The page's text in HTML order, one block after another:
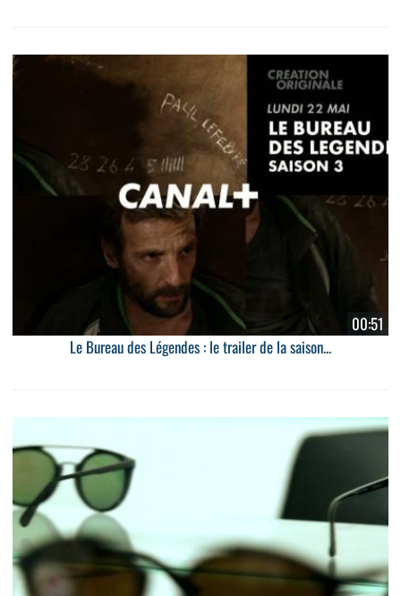
00:51
Le Bureau des Légendes : le trailer de la saison...